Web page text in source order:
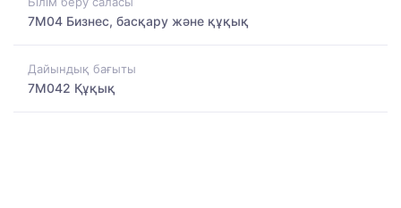
7M04 Бизнес, басқару және құқық
Дайындық бағыты
7M042 Құқық